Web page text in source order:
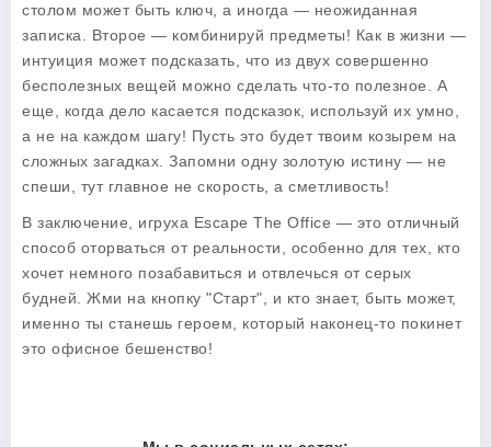
столом может быть ключ, а иногда — неожиданная
записка. Второе — комбинируй предметы! Как в жизни —
интуиция может подсказать, что из двух совершенно
бесполезных вещей можно сделать что-то полезное. А
еще, когда дело касается подсказок, используй их умно,
а не на каждом шагу! Пусть это будет твоим козырем на
сложных загадках. Запомни одну золотую истину — не
спеши, тут главное не скорость, а сметливость!
В заключение, игруха Escape The Office — это отличный
способ оторваться от реальности, особенно для тех, кто
хочет немного позабавиться и отвлечься от серых
будней. Жми на кнопку "Старт", и кто знает, быть может,
именно ты станешь героем, который наконец-то покинет
это офисное бешенство!